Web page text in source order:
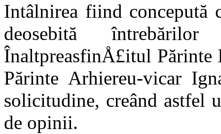
Intâlnirea fiind concepută
deosebită
ÎnaltpreasfinÅ£itul
Părinte Arhiereu-vicar
solicitudine, creând astfel
de opinii.